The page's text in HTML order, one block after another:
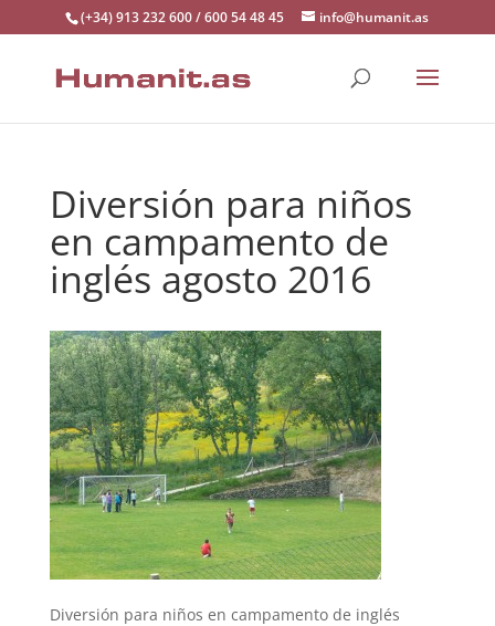
(+34) 913 232 600 / 600 54 48 45 info@humanit.as
Diversión para niños
en campamento de
inglés agosto 2016
Diversión para niños en campamento de inglés